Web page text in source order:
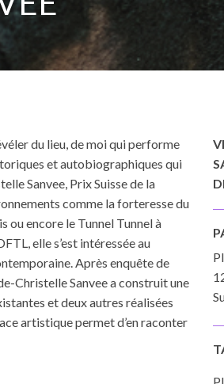
du lieu, de moi qui performe
et autobiographiques qui
Sanvee, Prix Suisse de la
comme la forteresse du
ou encore le Tunnel Tunnel à
elle s’est intéressée au
Après enquête de
Christelle Sanvee a construit une
et deux autres réalisées
artistique permet d’en raconter